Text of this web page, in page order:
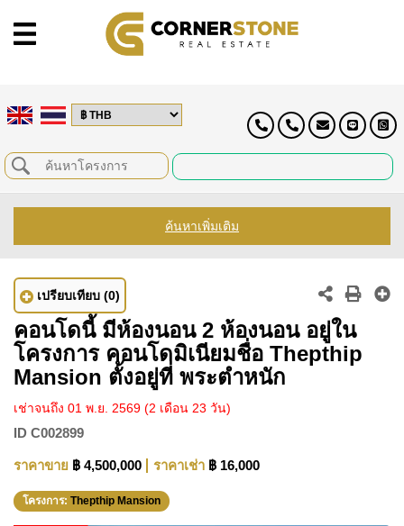
ค้นหาเพิ่มเติม
เปรียบเทียบ (0)
คอนโดนี้ มีห้องนอน 2 ห้องนอน อยู่ใน
โครงการ คอนโดมิเนียมชื่อ Thepthip
Mansion ตั้งอยู่ที่ พระตำหนัก
เช่าจนถึง 01 พ.ย. 2569 (2 เดือน 23 วัน)
ID C002899
ราคาขาย ฿ 4,500,000 ราคาเช่า ฿ 16,000
โครงการ: Thepthip Mansion